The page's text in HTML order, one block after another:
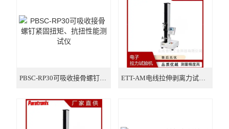
包装检测仪器
胶黏剂检测仪器
PBSC-RP30可吸收接骨螺钉紧固扭矩、抗扭性能测试仪 ETT-AM电线拉伸剥离力试验机 橡胶拉力强度测试仪